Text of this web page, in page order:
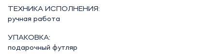
ТЕХНИКА ИСПОЛНЕНИЯ:
ручная работа
УПАКОВКА:
подарочный футляр